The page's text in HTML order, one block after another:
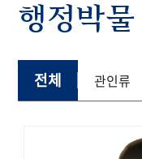
행정박물
전체 관인류